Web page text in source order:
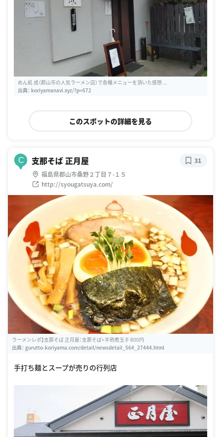
めん処 成（郡山市の人気ラーメン店）で各種メニューを頂いた感想 ...
出典： koriyamanavi.xyz/?p=672
このスポットの詳細を見る
C 支那そば 正月屋
福島県郡山市桑野２丁目７-１５
http://syougatsuya.com/
31
ラーメンレポ】支那そば 正月屋：支那そば+半熟煮玉子 800円
出典： gurutto-koriyama.com/detail/newsdetail_564_27444.html
手打ち麺とスープが売りの行列店